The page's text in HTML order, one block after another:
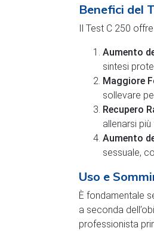
Benefici del
Il Test C 250
Aumento
sintesi
Maggiore
sollevare
Recupero
allenarsi
Aumento
sessuale,
Uso e
È fondamentale
a seconda
professionista